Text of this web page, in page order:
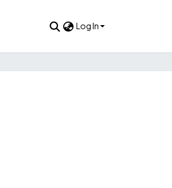
Log In